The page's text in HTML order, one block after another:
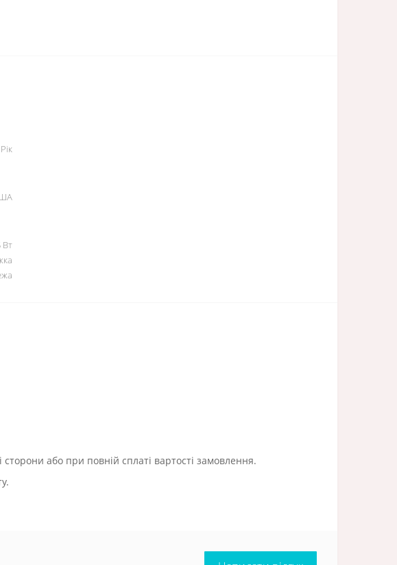
Вт
або при повній сплаті вартості замовлення.